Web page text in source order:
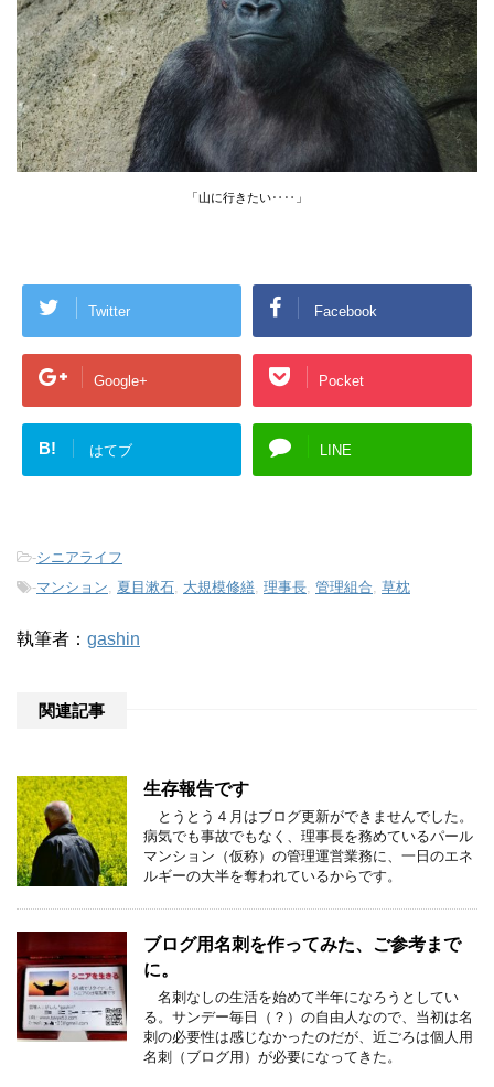
「山に行きたい‥‥」
Twitter Facebook
Google+ Pocket
B! はてブ LINE
-シニアライフ
-マンション, 夏目漱石, 大規模修繕, 理事長, 管理組合, 草枕
執筆者： gashin
関連記事
生存報告です
とうとう４月はブログ更新ができませんでした。
病気でも事故でもなく、理事長を務めているパール
マンション（仮称）の管理運営業務に、一日のエネ
ルギーの大半を奪われているからです。
ブログ用名刺を作ってみた、ご参考まで
に。
名刺なしの生活を始めて半年になろうとしてい
る。サンデー毎日（？）の自由人なので、当初は名
刺の必要性は感じなかったのだが、近ごろは個人用
名刺（ブログ用）が必要になってきた。